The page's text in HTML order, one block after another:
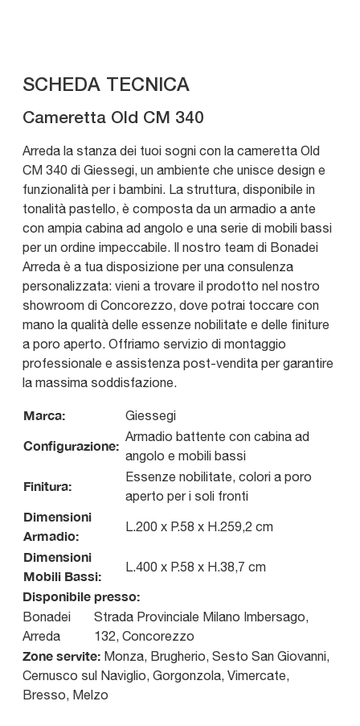
SCHEDA TECNICA
Cameretta Old CM 340
Arreda la stanza dei tuoi sogni con la cameretta Old
CM 340 di Giessegi, un ambiente che unisce design e
funzionalità per i bambini. La struttura, disponibile in
tonalità pastello, è composta da un armadio a ante
con ampia cabina ad angolo e una serie di mobili bassi
per un ordine impeccabile. Il nostro team di Bonadei
Arreda è a tua disposizione per una consulenza
personalizzata: vieni a trovare il prodotto nel nostro
showroom di Concorezzo, dove potrai toccare con
mano la qualità delle essenze nobilitate e delle finiture
a poro aperto. Offriamo servizio di montaggio
professionale e assistenza post-vendita per garantire
la massima soddisfazione.
Marca: Giessegi
Configurazione:
Armadio battente con cabina ad
angolo e mobili bassi
Finitura:
Essenze nobilitate, colori a poro
aperto per i soli fronti
Dimensioni
Armadio:
L.200 x P.58 x H.259,2 cm
Dimensioni
Mobili Bassi:
L.400 x P.58 x H.38,7 cm
Disponibile presso:
Bonadei
Arreda
Strada Provinciale Milano Imbersago,
132, Concorezzo
Zone servite: Monza, Brugherio, Sesto San Giovanni,
Cernusco sul Naviglio, Gorgonzola, Vimercate,
Bresso, Melzo